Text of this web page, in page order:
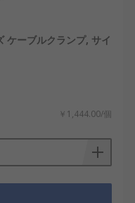
ーキャノン）
機器や産業機
スコンタク
シェルを展開
現。
：国内メーカ
製品を開発。日
。
耐久性のコネク
ーブルクランプ, サイ
￥1,444.00/個